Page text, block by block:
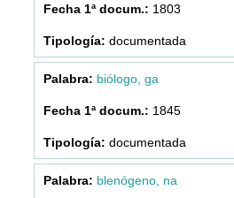
1803
documentada
biólogo, ga
1845
documentada
blenógeno, na